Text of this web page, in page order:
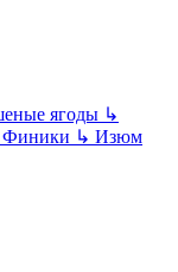
ягоды ↳
Финики ↳ Изюм